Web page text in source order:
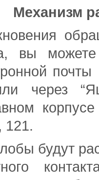
Механизм
вы
почты
через
121.
будут